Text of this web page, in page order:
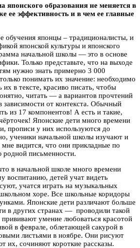
японского образования не меняется в
ее эффективность и в чем ее главные
обучения японцы – традиционалисты, и
японской культуры и японского
начальной школы — это в основе
Только представьте, что на выходе
нужно знать примерно 3 000
понимать их значение: необходимо
их в тексте, красиво писать, чтобы
читать — а вариантов прочтений
зависимости от контекста. Обычный
из 17 компонентов! А есть и такие,
Японские дети много времени
прописи у них используются до
ученики начальной школы изучают и
видится, что они прикладные по
письменности.
в начальной школе много времени
воспитанию, детей учат видеть
учатся играть на музыкальных
хоре. Все школьные коридоры
Японские дети различают больше
в других странах — проводили такой
умение любоваться красотой
в феврале, облетающей сакурой в
листьями в ноябре. Они рисуют
их, сочиняют короткие рассказы.